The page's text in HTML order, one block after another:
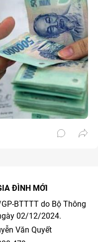
ĐÌNH MỚI
BTTTT do Bộ Thông
02/12/2024.
Văn Quyết